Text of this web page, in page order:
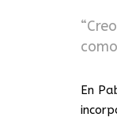
En